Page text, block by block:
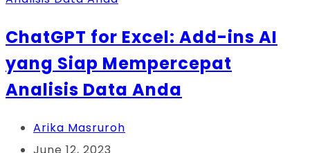
ChatGPT for Excel: Add-ins AI
yang Siap Mempercepat
Analisis Data Anda
Post
author:
Arika Masruroh
Post
June 12, 2023